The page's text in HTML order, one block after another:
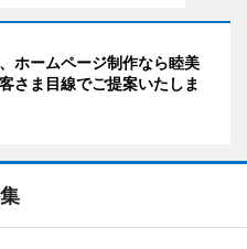
ホームページ制作なら睦美
さま目線でご提案いたしま